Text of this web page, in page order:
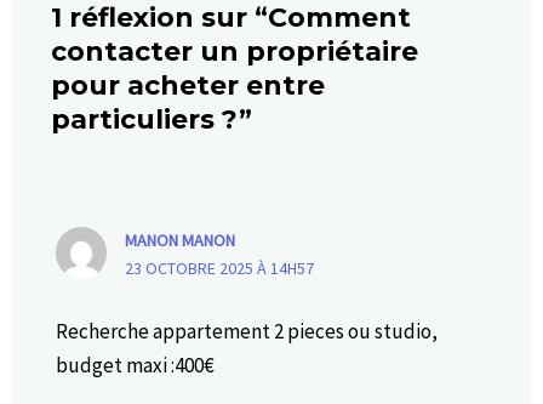
1 réflexion sur “Comment
contacter un propriétaire
pour acheter entre
particuliers ?”
MANON MANON
23 OCTOBRE 2025 À 14H57
Recherche appartement 2 pieces ou studio,
budget maxi :400€